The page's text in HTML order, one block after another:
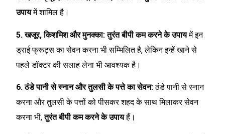
उपायमें शामिल है।
5. खजूर, किशमिश और मुनक्का: तुरंत बीपी कम करने के उपायमें इन
ड्राई फ्रूट्स का सेवन करना भी सम्मिलित है, लेकिन इन्हें खाने से
पहले डॉक्टर की सलाह लेना भी आवश्यक है।
6. ठंडे पानी से स्नान और तुलसी के पत्ते का सेवन:ठंडे पानी से स्नान
करना और तुलसी के पत्तों को पीसकर शहद के साथ मिलाकर सेवन
करना भी,तुरंत बीपी कम करने के उपायहैं।